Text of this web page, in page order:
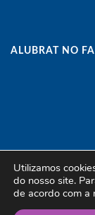
ALUBRAT NO
Copyright
Utilizamos
do nosso site.
de acordo com a